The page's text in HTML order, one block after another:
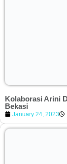
Kolaborasi Arini
Bekasi
January 24, 2023